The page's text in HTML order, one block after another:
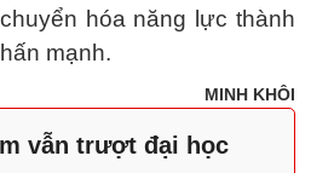
hóa năng lực thành
mạnh.
MINH KHÔI
vẫn trượt đại học